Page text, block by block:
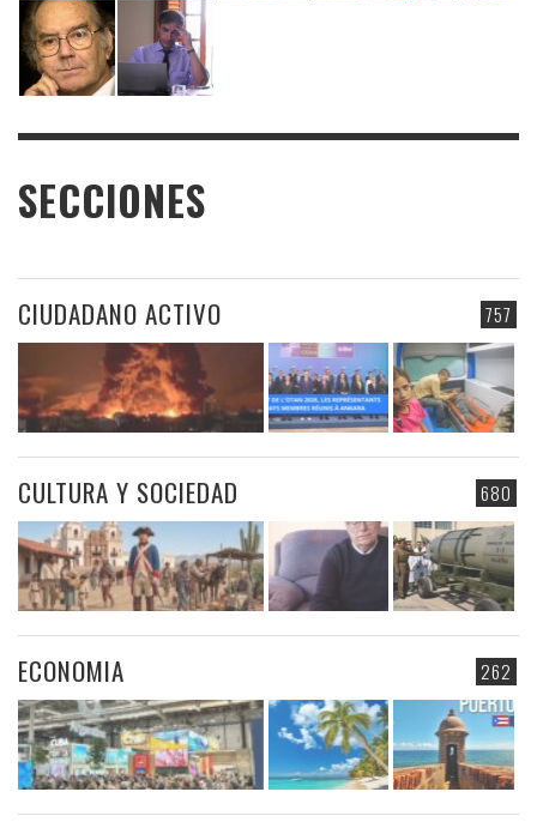
SECCIONES
757
CIUDADANO ACTIVO
680
CULTURA Y SOCIEDAD
262
ECONOMIA